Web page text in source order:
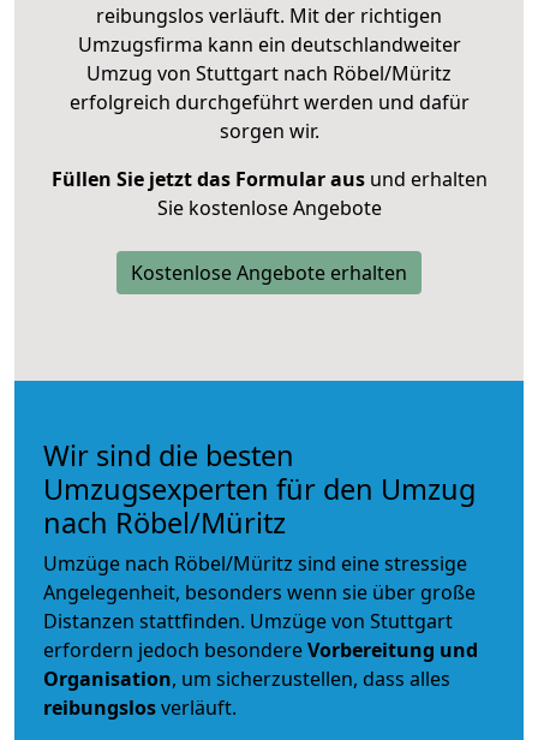
reibungslos verläuft. Mit der richtigen
Umzugsfirma kann ein deutschlandweiter
Umzug von Stuttgart nach Röbel/Müritz
erfolgreich durchgeführt werden und dafür
sorgen wir.
Füllen Sie jetzt das Formular ausund erhalten
Sie kostenlose Angebote
Kostenlose Angebote erhalten
Wir sind die besten
Umzugsexperten für den Umzug
nach Röbel/Müritz
Umzüge nach Röbel/Müritz sind eine stressige
Angelegenheit, besonders wenn sie über große
Distanzen stattfinden. Umzüge von Stuttgart
erfordern jedoch besondereVorbereitung und
Organisation, um sicherzustellen, dass alles
reibungslosverläuft.